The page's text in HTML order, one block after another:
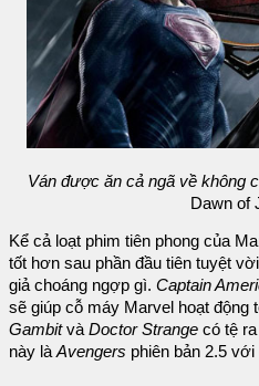
Ván được ăn cả ngã về không
Dawn of
Kể cả loạt phim tiên phong của
tốt hơn sau phần đầu tiên tuyệt
giả choáng ngợp gì. Captain
sẽ giúp cỗ máy Marvel hoạt động
GambitvàDoctor Strange có tệ
này làAvengers phiên bản 2.5